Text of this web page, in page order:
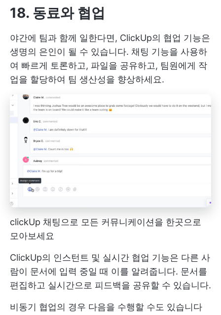
18. 동료와 협업
야간에 팀과 함께 일한다면, ClickUp의 협업 기능은
생명의 은인이 될 수 있습니다. 채팅 기능을 사용하
여 빠르게 토론하고, 파일을 공유하고, 팀원에게 작
업을 할당하여 팀 생산성을 향상하세요.
clickUp 채팅으로 모든 커뮤니케이션을 한곳으로
모아보세요
ClickUp의 인스턴트 및 실시간 협업 기능은 다른 사
람이 문서에 입력 중일 때 이를 알려줍니다. 문서를
편집하고 실시간으로 피드백을 공유할 수 있습니다.
비동기 협업의 경우 다음을 수행할 수도 있습니다